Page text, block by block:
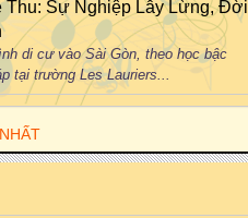
Thu: Sự Nghiệp Lẫy Lừng, Đời
di cư vào Sài Gòn, theo học bậc
tại trường Les Lauriers...